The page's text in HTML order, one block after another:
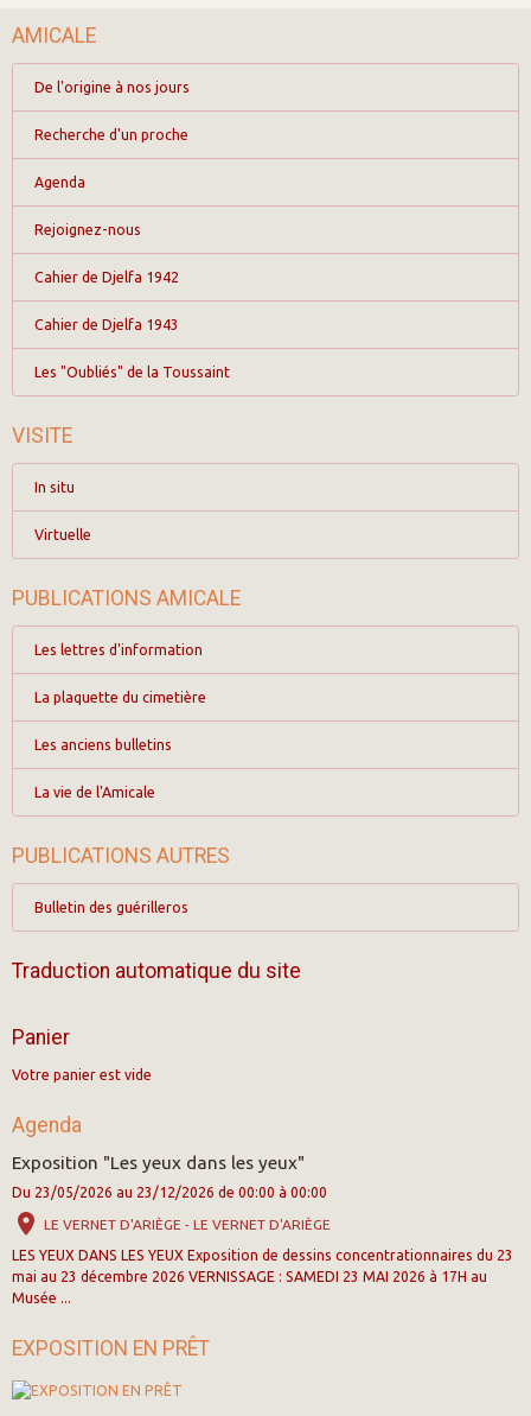
AMICALE
De l'origine à nos jours
Recherche d'un proche
Agenda
Rejoignez-nous
Cahier de Djelfa 1942
Cahier de Djelfa 1943
Les "Oubliés" de la Toussaint
VISITE
In situ
Virtuelle
PUBLICATIONS AMICALE
Les lettres d'information
La plaquette du cimetière
Les anciens bulletins
La vie de l'Amicale
PUBLICATIONS AUTRES
Bulletin des guérilleros
Traduction automatique du site
Panier
Votre panier est vide
Agenda
Exposition "Les yeux dans les yeux"
Du 23/05/2026 au 23/12/2026 de 00:00 à 00:00
LE VERNET D'ARIÈGE - LE VERNET D'ARIÈGE
LES YEUX DANS LES YEUX Exposition de dessins concentrationnaires du 23
mai au 23 décembre 2026 VERNISSAGE : SAMEDI 23 MAI 2026 à 17H au
Musée ...
EXPOSITION EN PRÊT